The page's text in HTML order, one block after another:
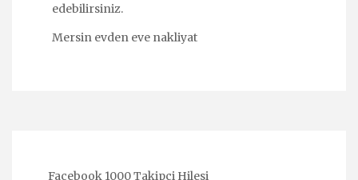
edebilirsiniz.
Mersin evden eve nakliyat
Facebook 1000 Takipçi Hilesi